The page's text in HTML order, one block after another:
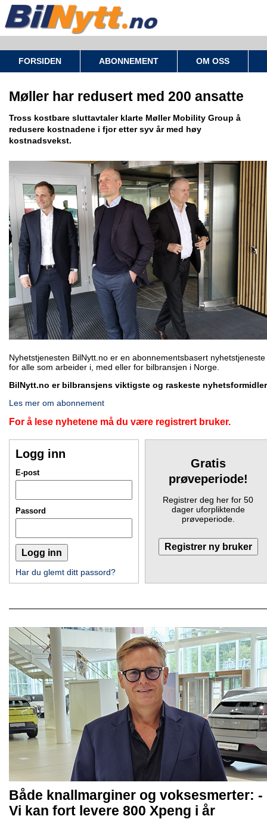
FORSIDEN ABONNEMENT OM OSS
Møller har redusert med 200 ansatte
Tross kostbare sluttavtaler klarte Møller Mobility Group å
redusere kostnadene i fjor etter syv år med høy
kostnadsvekst.
Nyhetstjenesten BilNytt.no er en abonnementsbasert nyhetstjeneste
for alle som arbeider i, med eller for bilbransjen i Norge.
BilNytt.no er bilbransjens viktigste og raskeste
Les mer om abonnement
For å lese nyhetene må du være registrert bruker.
Logg inn
E-post
Passord
Har du glemt ditt passord?
Gratis
prøveperiode!
Registrer deg her for 50
dager uforpliktende
prøveperiode.
Både knallmarginer og voksesmerter: -
Vi kan fort levere 800 Xpeng i år